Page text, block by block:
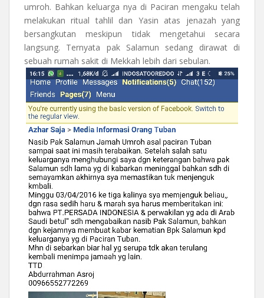
umroh. Bahkan keluarga nya di Paciran mengaku telah
melakukan ritual tahlil dan Yasin atas jenazah yang
bersangkutan meskipun tidak mengetahui secara
langsung. Ternyata pak Salamun sedang dirawat di
sebuah rumah sakit di Mekkah lebih dari sebulan.